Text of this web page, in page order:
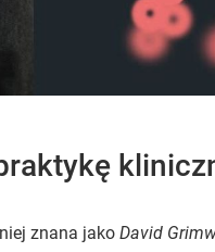
znana jako David